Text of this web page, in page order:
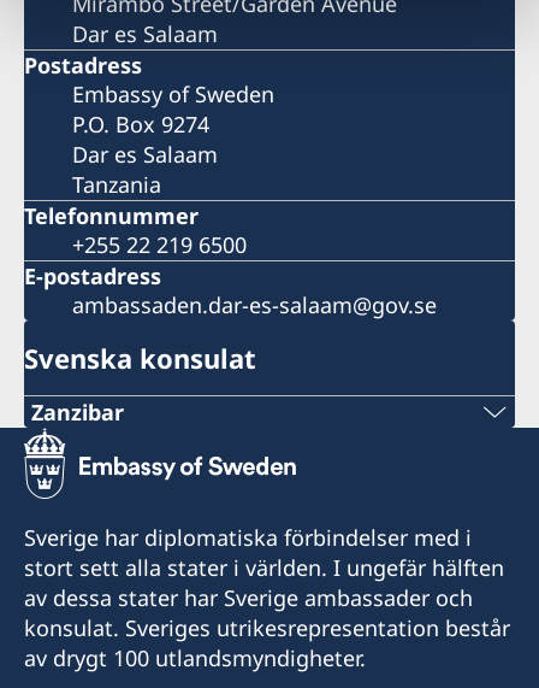
Dar es Salaam
Postadress
Embassy of Sweden
P.O. Box 9274
Dar es Salaam
Tanzania
Telefonnummer
+255 22 219 6500
E-postadress
ambassaden.dar-es-salaam@gov.se
Svenska konsulat
Zanzibar
Tel:
+255 746 101 674
E-post:
konsulat.zanzibar@cocowood.com
Kibaha Street, Mazizini.
Sverige har diplomatiska förbindelser med i
stort sett alla stater i världen. I ungefär hälften
av dessa stater har Sverige ambassader och
konsulat. Sveriges utrikesrepresentation består
av drygt 100 utlandsmyndigheter.